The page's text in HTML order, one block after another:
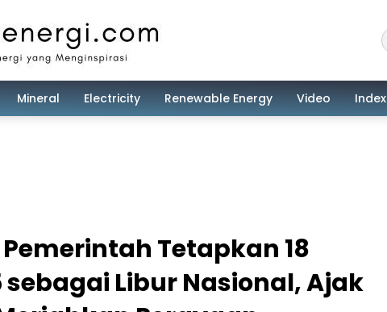
Mineral Electricity Renewable Energy Video Index
Pemerintah Tetapkan 18
sebagai Libur Nasional, Ajak